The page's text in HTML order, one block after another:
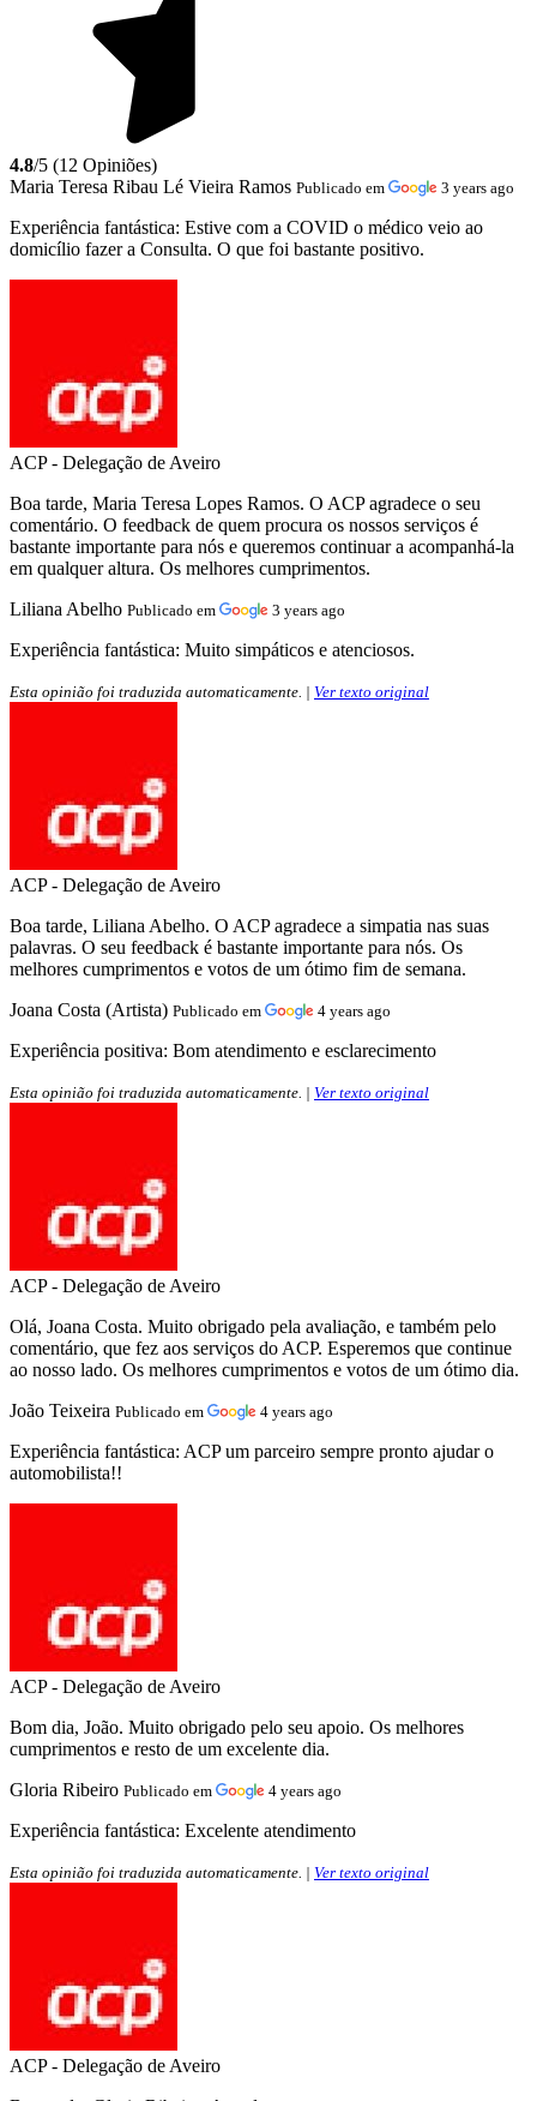
4.8/5 (12 Opiniões)
Maria Teresa Ribau Lé Vieira Ramos Publicado em 3 years ago
Experiência fantástica: Estive com a COVID o médico veio ao
domicílio fazer a Consulta. O que foi bastante positivo.
ACP - Delegação de Aveiro
Boa tarde, Maria Teresa Lopes Ramos. O ACP agradece o seu
comentário. O feedback de quem procura os nossos serviços é
bastante importante para nós e queremos continuar a acompanhá-la
em qualquer altura. Os melhores cumprimentos.
Liliana Abelho Publicado em 3 years ago
Experiência fantástica: Muito simpáticos e atenciosos.
Esta opinião foi traduzida automaticamente. | Ver texto original
ACP - Delegação de Aveiro
Boa tarde, Liliana Abelho. O ACP agradece a simpatia nas suas
palavras. O seu feedback é bastante importante para nós. Os
melhores cumprimentos e votos de um ótimo fim de semana.
Joana Costa (Artista) Publicado em 4 years ago
Experiência positiva: Bom atendimento e esclarecimento
Esta opinião foi traduzida automaticamente. | Ver texto original
ACP - Delegação de Aveiro
Olá, Joana Costa. Muito obrigado pela avaliação, e também pelo
comentário, que fez aos serviços do ACP. Esperemos que continue
ao nosso lado. Os melhores cumprimentos e votos de um ótimo dia.
João Teixeira Publicado em 4 years ago
Experiência fantástica: ACP um parceiro sempre pronto ajudar o
automobilista!!
ACP - Delegação de Aveiro
Bom dia, João. Muito obrigado pelo seu apoio. Os melhores
cumprimentos e resto de um excelente dia.
Gloria Ribeiro Publicado em 4 years ago
Experiência fantástica: Excelente atendimento
Esta opinião foi traduzida automaticamente. | Ver texto original
ACP - Delegação de Aveiro